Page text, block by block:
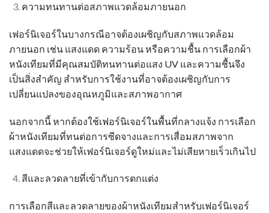
ความทนทานต่อสภาพแวดล้อมภายนอก
เฟอร์นิเจอร์ในบางกรณีอาจต้องเผชิญกับสภาพแวดล้อม
ภายนอก เช่น แสงแดด ความร้อน หรือความชื้น การเลือกผ้า
หนังเทียมที่มีคุณสมบัติทนทานต่อแสง UV และความชื้นจึง
เป็นสิ่งสำคัญ สำหรับการใช้งานที่อาจต้องเผชิญกับการ
เปลี่ยนแปลงของอุณหภูมิและสภาพอากาศ
นอกจากนี้ หากต้องใช้เฟอร์นิเจอร์ในพื้นที่กลางแจ้ง การเลือก
ผ้าหนังเทียมที่ทนต่อการซีดจางและการเสื่อมสภาพจาก
แสงแดดจะช่วยให้เฟอร์นิเจอร์ดูใหม่และไม่เสียหายเร็วเกินไป
สีและลวดลายที่เข้ากับการตกแต่ง
การเลือกสีและลวดลายของผ้าหนังเทียมสำหรับเฟอร์นิเจอร์